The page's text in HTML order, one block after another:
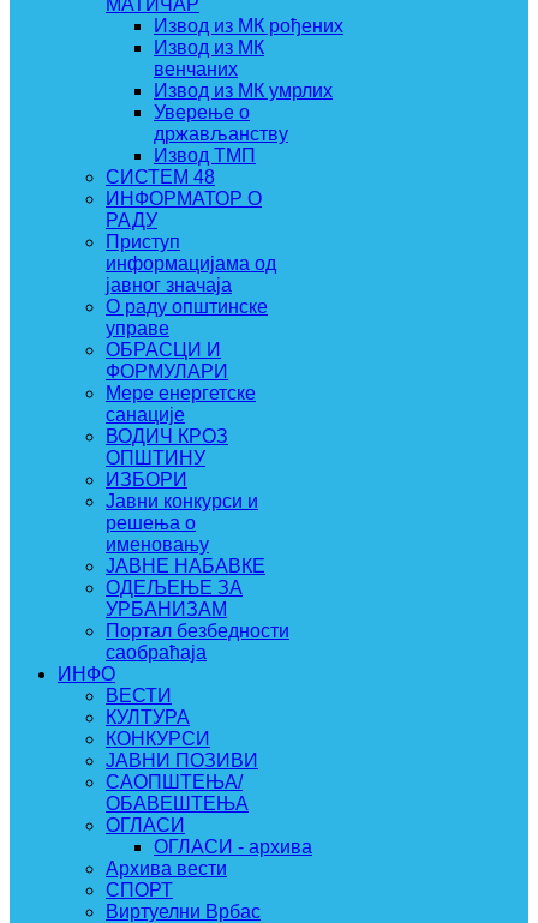
МАТИЧАР
Извод из МК рођених
Извод из МК
венчаних
Извод из МК умрлих
Уверење о
држављанству
Извод ТМП
СИСТЕМ 48
ИНФОРМАТОР О
РАДУ
Приступ
информацијама од
јавног значаја
О раду општинске
управе
ОБРАСЦИ И
ФОРМУЛАРИ
Мере енергетске
санације
ВОДИЧ КРОЗ
ОПШТИНУ
ИЗБОРИ
Јавни конкурси и
решења о
именовању
ЈАВНЕ НАБАВКЕ
ОДЕЉЕЊЕ ЗА
УРБАНИЗАМ
Портал безбедности
саобраћаја
ИНФО
ВЕСТИ
КУЛТУРА
КОНКУРСИ
ЈАВНИ ПОЗИВИ
САОПШТЕЊА/
ОБАВЕШТЕЊА
ОГЛАСИ
ОГЛАСИ - архива
Архива вести
СПОРТ
Виртуелни Врбас